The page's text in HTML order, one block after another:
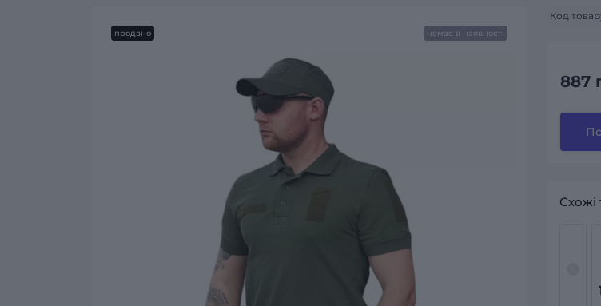
продано немає в наявності
Код
887
Схожі